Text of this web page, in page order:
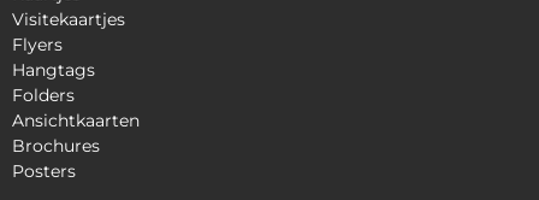
Visitekaartjes
Flyers
Hangtags
Folders
Ansichtkaarten
Brochures
Posters